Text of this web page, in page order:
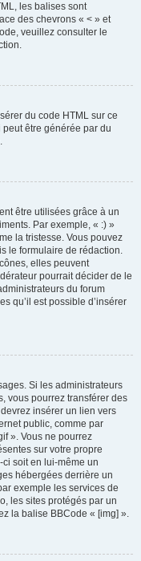
les balises sont
des chevrons « < » et
veuillez consulter le
du code HTML sur ce
être générée par du
être utilisées grâce à un
Par exemple, « :) »
la tristesse. Vous pouvez
le formulaire de rédaction.
elles peuvent
pourrait décider de le
du forum
qu’il est possible d’insérer
Si les administrateurs
vous pourrez transférer des
insérer un lien vers
public, comme par
». Vous ne pourrez
sur votre propre
soit en lui-même un
hébergées derrière un
exemple les services de
les sites protégés par un
la balise BBCode « [img] ».